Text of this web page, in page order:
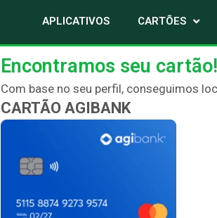
APLICATIVOS CARTÕES
Encontramos seu cartão!
Com base no seu perfil, conseguimos
CARTÃO AGIBANK